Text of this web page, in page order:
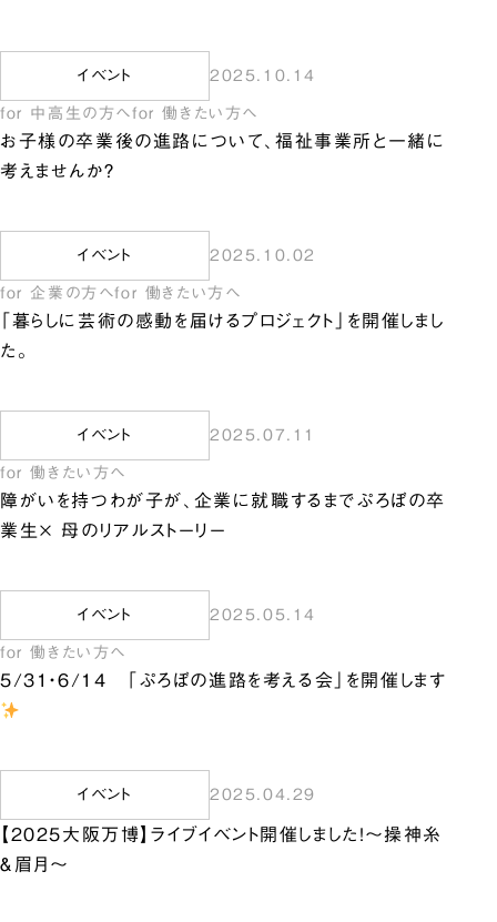
イベント 2025.10.14
for 中高生の方へfor 働きたい方へ
お子様の卒業後の進路について、福祉事業所と一緒に
考えませんか？
イベント 2025.10.02
for 企業の方へfor 働きたい方へ
「暮らしに芸術の感動を届けるプロジェクト」を開催しまし
た。
イベント 2025.07.11
for 働きたい方へ
障がいを持つわが子が、企業に就職するまでぷろぼの卒
業生× 母のリアルストーリー
イベント 2025.05.14
for 働きたい方へ
5/31・6/14 「ぷろぼの進路を考える会」を開催します
イベント 2025.04.29
【2025大阪万博】ライブイベント開催しました！～操神糸
＆眉月～